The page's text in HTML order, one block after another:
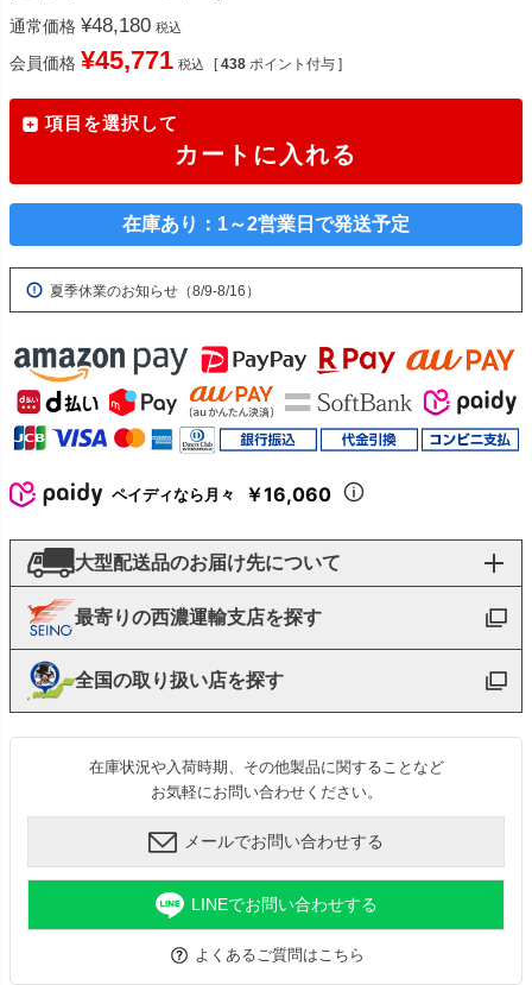
通常価格 ¥48,180 税込
会員価格 ¥45,771 税込 [ 438 ポイント付与 ]
項目を選択して
カートに入れる
在庫あり：1～2営業日で発送予定
夏季休業のお知らせ（8/9-8/16）
ペイディなら月々 ￥16,060
大型配送品のお届け先について
最寄りの西濃運輸支店を探す
全国の取り扱い店を探す
在庫状況や入荷時期、その他製品に関することなど
お気軽にお問い合わせください。
メールでお問い合わせする
LINEでお問い合わせする
よくあるご質問はこちら